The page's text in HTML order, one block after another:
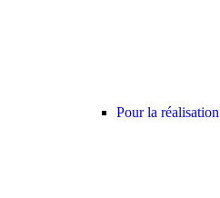
Pour la réalisation